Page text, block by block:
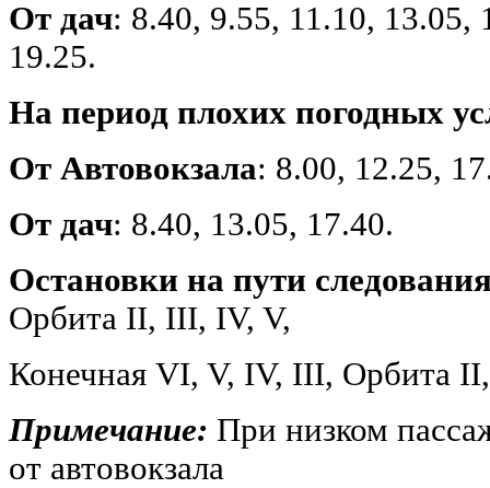
От дач: 8.40, 9.55, 11.10, 13.05,
19.25.
На период плохих погодных
От Автовокзала: 8.00, 12.25,
От дач: 8.40, 13.05, 17.40.
Остановки на пути
Орбита II, III, IV, V,
Конечная VI, V, IV, III, Орбита
Примечание: При низком
от автовокзала